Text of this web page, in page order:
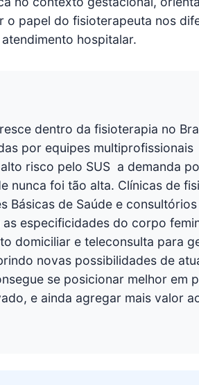
papel do fisioterapeuta nos
hospitalar.
dentro da fisioterapia no
por equipes multiprofissionais
risco pelo SUS  a demanda
nunca foi tão alta. Clínicas de
Básicas de Saúde e
especificidades do corpo
domiciliar e teleconsulta para
novas possibilidades de
se posicionar melhor em
e ainda agregar mais valor